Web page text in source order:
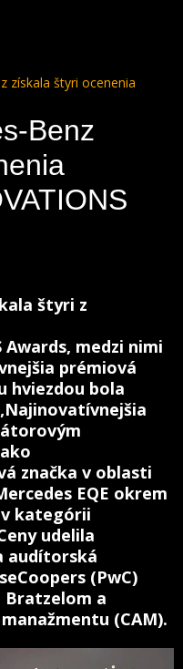
získala štyri ocenenia
Benz
štyri z
medzi nimi
prémiová
hviezdou bola
značka v oblasti
EQE okrem
kategórii
udelila
audítorská
(PwC)
Bratzelom a
(CAM).